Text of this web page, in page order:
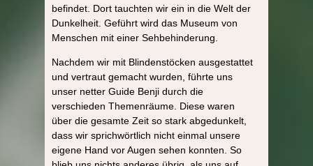
befindet. Dort tauchten wir ein in die Welt der
Dunkelheit. Geführt wird das Museum von
Menschen mit einer Sehbehinderung.
Nachdem wir mit Blindenstöcken ausgestattet
und vertraut gemacht wurden, führte uns
unser netter Guide Benji durch die
verschieden Themenräume. Diese waren
über die gesamte Zeit so stark abgedunkelt,
dass wir sprichwörtlich nicht einmal unsere
eigene Hand vor Augen sehen konnten. So